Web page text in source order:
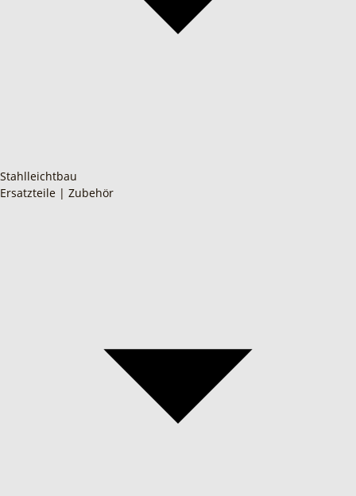
Stahlleichtbau
Ersatzteile | Zubehör